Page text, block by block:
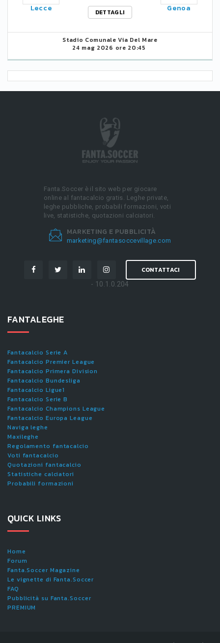
Lecce
DETTAGLI
Genoa
Stadio Comunale Via Del Mare
24 mag 2026 ore 20:45
Fanta.Soccer è il sito web per giocare
online al fantacalcio gratis. Leghe private,
leghe pubbliche, probabili formazioni, voti
live, statistiche, quotazioni calciatori.
MARKETING E PUBBLICITÀ
marketing@fantasoccevillage.com
CONTATTACI
- 10.1.0.204
FANTALEGHE
Fantacalcio Serie A
Fantacalcio Premier League
Fantacalcio Primera Division
Fantacalcio Bundesliga
Fantacalcio Ligue1
Fantacalcio Serie B
Fantacalcio Champions League
Fantacalcio Europa League
Naviga leghe
Maxileghe
Regolamento fantacalcio
Voti fantacalcio
Quotazioni fantacalcio
Statistiche calciatori
Probabili formazioni
QUICK LINKS
Home
Forum
Fanta.Soccer Magazine
Le vignette di Fanta.Soccer
FAQ
Pubblicità su Fanta.Soccer
PREMIUM